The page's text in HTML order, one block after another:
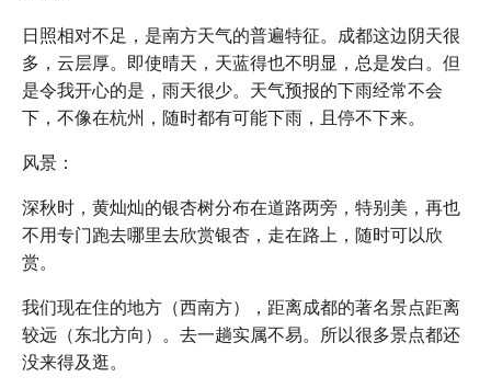
日照相对不足，是南方天气的普遍特征。成都这边阴天很
多，云层厚。即使晴天，天蓝得也不明显，总是发白。但
是令我开心的是，雨天很少。天气预报的下雨经常不会
下，不像在杭州，随时都有可能下雨，且停不下来。
风景：
深秋时，黄灿灿的银杏树分布在道路两旁，特别美，再也
不用专门跑去哪里去欣赏银杏，走在路上，随时可以欣
赏。
我们现在住的地方（西南方），距离成都的著名景点距离
较远（东北方向）。去一趟实属不易。所以很多景点都还
没来得及逛。